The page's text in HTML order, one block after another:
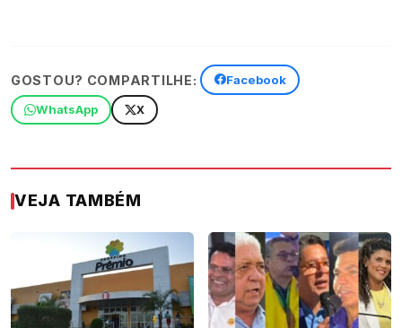
GOSTOU? COMPARTILHE: Facebook
WhatsApp X
VEJA TAMBÉM